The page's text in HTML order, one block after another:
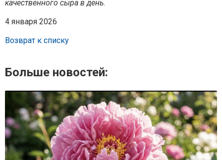
качественного сыра в день.
4 января 2026
Возврат к списку
Больше новостей: